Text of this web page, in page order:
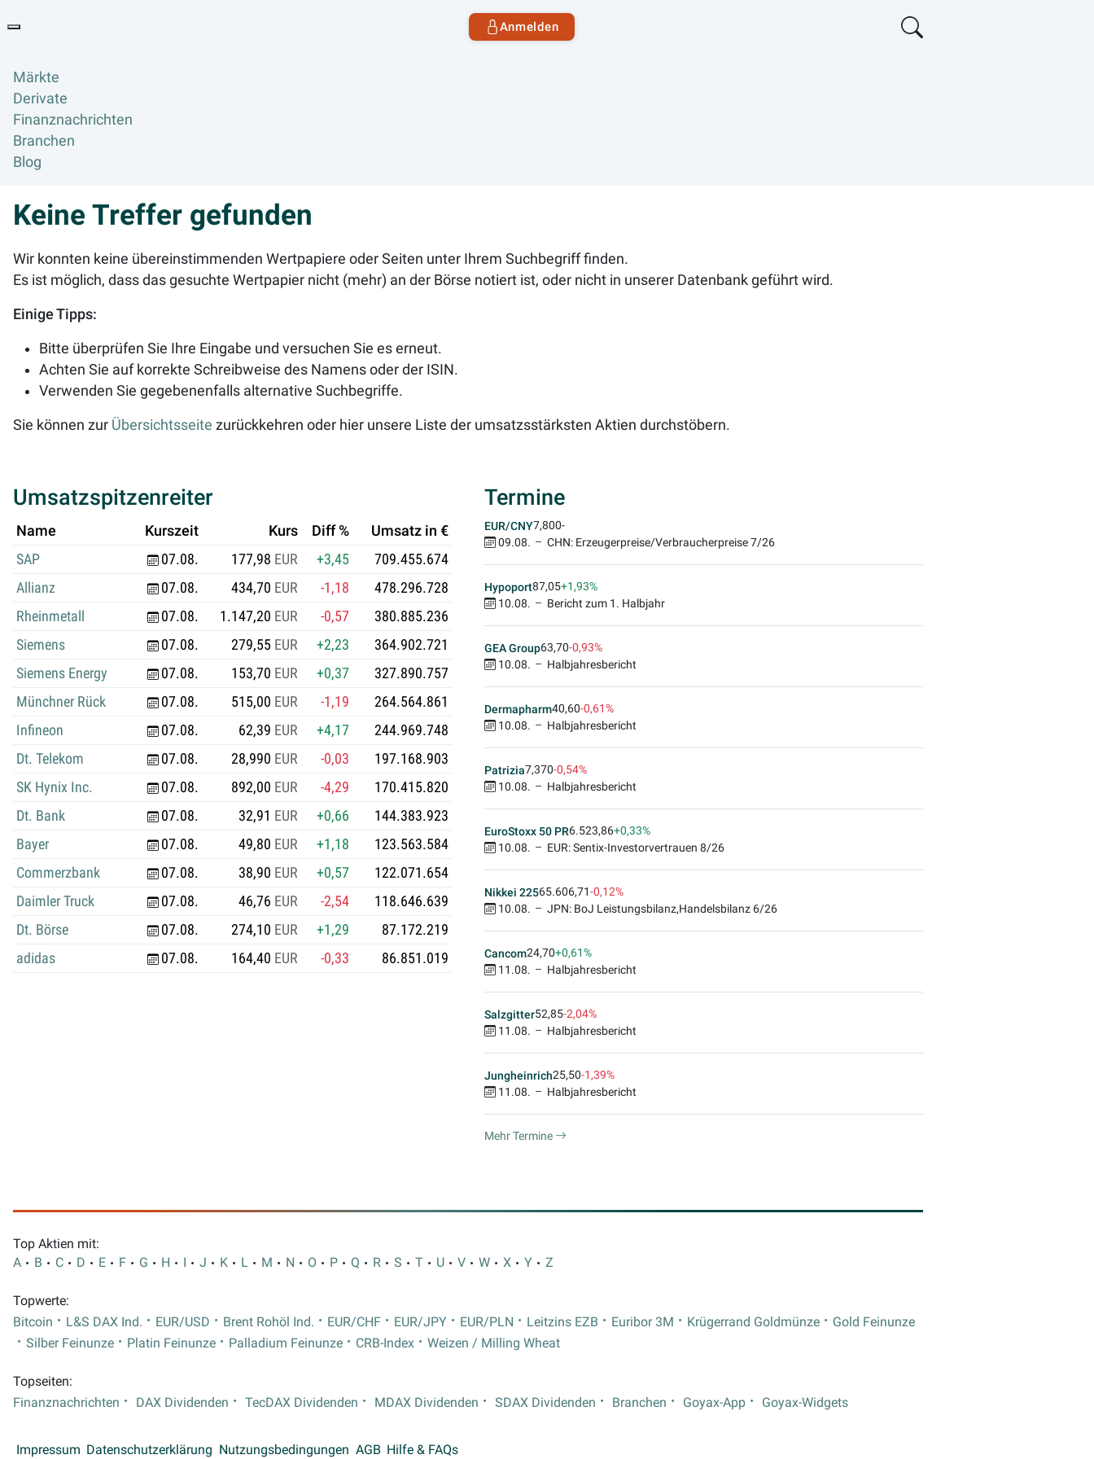
Anmelden
Märkte
Derivate
Finanznachrichten
Branchen
Blog
Keine Treffer gefunden
Wir konnten keine übereinstimmenden Wertpapiere oder Seiten unter Ihrem Suchbegriff finden.
Es ist möglich, dass das gesuchte Wertpapier nicht (mehr) an der Börse notiert ist, oder nicht in unserer Datenbank geführt wird.
Einige Tipps:
Bitte überprüfen Sie Ihre Eingabe und versuchen Sie es erneut.
Achten Sie auf korrekte Schreibweise des Namens oder der ISIN.
Verwenden Sie gegebenenfalls alternative Suchbegriffe.
Sie können zur Übersichtsseite zurückkehren oder hier unsere Liste der umsatzsstärksten Aktien durchstöbern.
Umsatzspitzenreiter
Name Kurszeit Kurs Diff %
Umsatz in €
SAP
07.08. 177,98 EUR +3,45
709.455.674
Allianz
07.08. 434,70 EUR -1,18
478.296.728
Rheinmetall
07.08. 1.147,20 EUR -0,57
380.885.236
Siemens
07.08. 279,55 EUR +2,23
364.902.721
Siemens Energy
07.08. 153,70 EUR +0,37
327.890.757
Münchner Rück
07.08. 515,00 EUR -1,19
264.564.861
Infineon
07.08. 62,39 EUR +4,17
244.969.748
Dt. Telekom
07.08. 28,990 EUR -0,03
197.168.903
SK Hynix Inc.
07.08. 892,00 EUR -4,29
170.415.820
Dt. Bank
07.08. 32,91 EUR +0,66
144.383.923
Bayer
07.08. 49,80 EUR +1,18
123.563.584
Commerzbank
07.08. 38,90 EUR +0,57
122.071.654
Daimler Truck
07.08. 46,76 EUR -2,54
118.646.639
Dt. Börse
07.08. 274,10 EUR +1,29
87.172.219
adidas
07.08. 164,40 EUR -0,33 86.851.019
Termine
EUR/CNY7,800-
09.08.
CHN: Erzeugerpreise/Verbraucherpreise 7/26
Hypoport87,05+1,93%
10.08.
Bericht zum 1. Halbjahr
GEA Group63,70-0,93%
10.08.
Halbjahresbericht
Dermapharm40,60-0,61%
10.08.
Halbjahresbericht
Patrizia7,370-0,54%
10.08.
Halbjahresbericht
EuroStoxx 50 PR6.523,86+0,33%
10.08.
EUR: Sentix-Investorvertrauen 8/26
Nikkei 22565.606,71-0,12%
10.08.
JPN: BoJ Leistungsbilanz,Handelsbilanz 6/26
Cancom24,70+0,61%
11.08.
Halbjahresbericht
Salzgitter52,85-2,04%
11.08.
Halbjahresbericht
Jungheinrich25,50-1,39%
11.08.
Halbjahresbericht
Mehr Termine
Top Aktien mit:
A
B C D E F G H I J K L M N O P Q R S T U V W X Y Z
Topwerte:
Bitcoin
L&S DAX Ind. EUR/USD Brent Rohöl Ind. EUR/CHF EUR/JPY EUR/PLN Leitzins EZB Euribor 3M Krügerrand Goldmünze
Gold Feinunze
Silber Feinunze
Platin Feinunze Palladium Feinunze CRB-Index Weizen / Milling Wheat
Topseiten:
Finanznachrichten
DAX Dividenden TecDAX Dividenden MDAX Dividenden SDAX Dividenden Branchen Goyax-App Goyax-Widgets
Impressum Datenschutzerklärung Nutzungsbedingungen AGB Hilfe & FAQs